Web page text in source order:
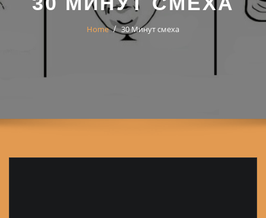
Home 30 Минут смеха